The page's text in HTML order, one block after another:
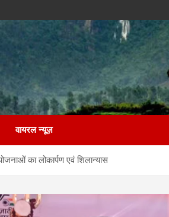
वायरल न्यूज़
का लोकार्पण एवं शिलान्यास